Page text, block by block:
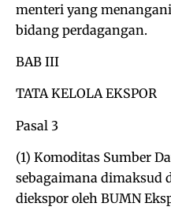
menteri yang
bidang perdagangan.
BAB III
TATA KELOLA EKSPOR
Pasal 3
(1) Komoditas Sumber
sebagaimana dimaksud
diekspor oleh BUMN